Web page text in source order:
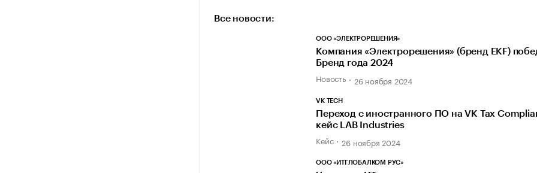
Все новости:
ООО «ЭЛЕКТРОРЕШЕНИЯ»
Компания «Электрорешения» (бренд EKF)
Бренд года 2024
Новость 26 ноября 2024
VK TECH
Переход с иностранного ПО на VK Tax
кейс LAB Industries
Кейс 26 ноября 2024
ООО «ИТГЛОБАЛКОМ РУС»